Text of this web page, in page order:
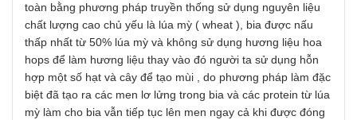
toàn bằng phương pháp truyền thống sử dụng nguyên liệu
chất lượng cao chủ yếu là lúa mỳ ( wheat ), bia được nấu
thấp nhất từ 50% lúa mỳ và không sử dụng hương liệu hoa
hops để làm hương liệu thay vào đó người ta sử dụng hỗn
hợp một số hạt và cây để tạo mùi , do phương pháp làm đặc
biệt đã tạo ra các men lơ lửng trong bia và các protein từ lúa
mỳ làm cho bia vẫn tiếp tục lên men ngay cả khi được đóng